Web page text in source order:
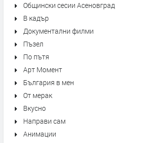
Общински сесии Асеновград
В кадър
Документални филми
Пъзел
По пътя
Арт Момент
България в мен
От мерак
Вкусно
Направи сам
Анимации